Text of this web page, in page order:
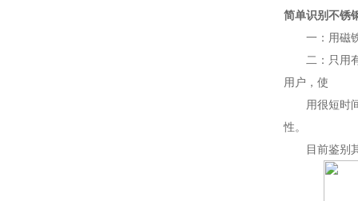
简单识别不锈
一：用磁铁
二：只用有
用户，使
用很短时间
性。
目前鉴别其